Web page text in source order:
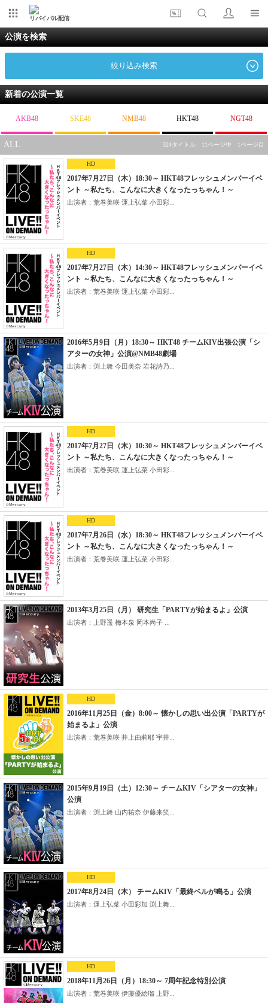
リバイバル配信
公演を検索
絞り込み検索
新着の公演一覧
AKB48 SKE48 NMB48 HKT48 NGT48
ALL 324タイトル 11ページ中 1ページ目
HD
2017年7月27日（木）18:30～ HKT48フレッシュメンバーイベ
ント ～私たち、こんなに大きくなったっちゃん！～
出演者：荒巻美咲 運上弘菜 小田彩...
HD
2017年7月27日（木）14:30～ HKT48フレッシュメンバーイベ
ント ～私たち、こんなに大きくなったっちゃん！～
出演者：荒巻美咲 運上弘菜 小田彩...
2016年5月9日（月）18:30～ HKT48 チームKIV出張公演「シ
アターの女神」公演@NMB48劇場
出演者：渕上舞 今田美奈 岩花詩乃...
HD
2017年7月27日（木）10:30～ HKT48フレッシュメンバーイベ
ント ～私たち、こんなに大きくなったっちゃん！～
出演者：荒巻美咲 運上弘菜 小田彩...
HD
2017年7月26日（水）18:30～ HKT48フレッシュメンバーイベ
ント ～私たち、こんなに大きくなったっちゃん！～
出演者：荒巻美咲 運上弘菜 小田彩...
2013年3月25日（月） 研究生「PARTYが始まるよ」公演
出演者：上野遥 梅本泉 岡本尚子 ...
HD
2016年11月25日（金）8:00～ 懐かしの思い出公演「PARTYが
始まるよ」公演
出演者：荒巻美咲 井上由莉耶 宇井...
2015年9月19日（土）12:30～ チームKIV「シアターの女神」
公演
出演者：渕上舞 山内祐奈 伊藤来笑...
HD
2017年8月24日（木） チームKIV「最終ベルが鳴る」公演
出演者：運上弘菜 小田彩加 渕上舞...
HD
2018年11月26日（月）18:30～ 7周年記念特別公演
出演者：荒巻美咲 伊藤優絵瑠 上野...